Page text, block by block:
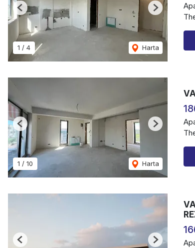
1 / 4 Harta
Previous Next
1 / 10 Harta
Previous Next
Previous Next